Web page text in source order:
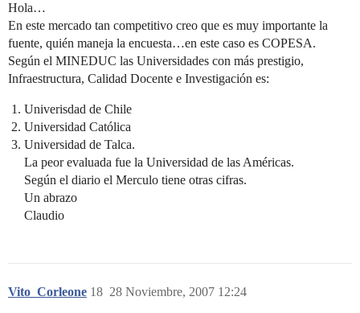
Hola…
En este mercado tan competitivo creo que es muy importante la
fuente, quién maneja la encuesta…en este caso es COPESA.
Según el MINEDUC las Universidades con más prestigio,
Infraestructura, Calidad Docente e Investigación es:
Univerisdad de Chile
Universidad Católica
Universidad de Talca.
La peor evaluada fue la Universidad de las Américas.
Según el diario el Merculo tiene otras cifras.
Un abrazo
Claudio
Vito_Corleone 28 Noviembre, 2007 12:24
18